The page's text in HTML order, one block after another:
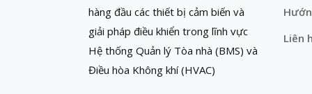
hàng đầu các thiết bị cảm biến và
giải pháp điều khiển trong lĩnh vực
Hệ thống Quản lý Tòa nhà (BMS) và
Điều hòa Không khí (HVAC)
Liên